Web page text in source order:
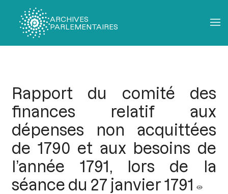
ARCHIVES
PARLEMENTAIRES
Rapport du comité des
finances relatif aux
dépenses non acquittées
de 1790 et aux besoins de
l’année 1791, lors de la
séance du 27 janvier 1791